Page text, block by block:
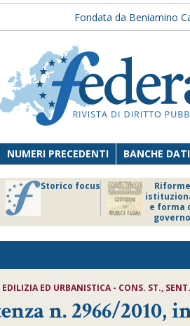
Fondata da Beniamino
NUMERI PRECEDENTI BANCHE DATI
Storico focus
Riforme
e forma
governo
ED URBANISTICA - CONS. ST.,
n. 2966/2010,